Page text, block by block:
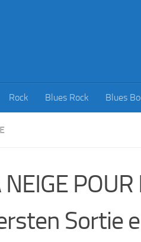
Rock Blues Rock Blues
NEIGE
Sortie